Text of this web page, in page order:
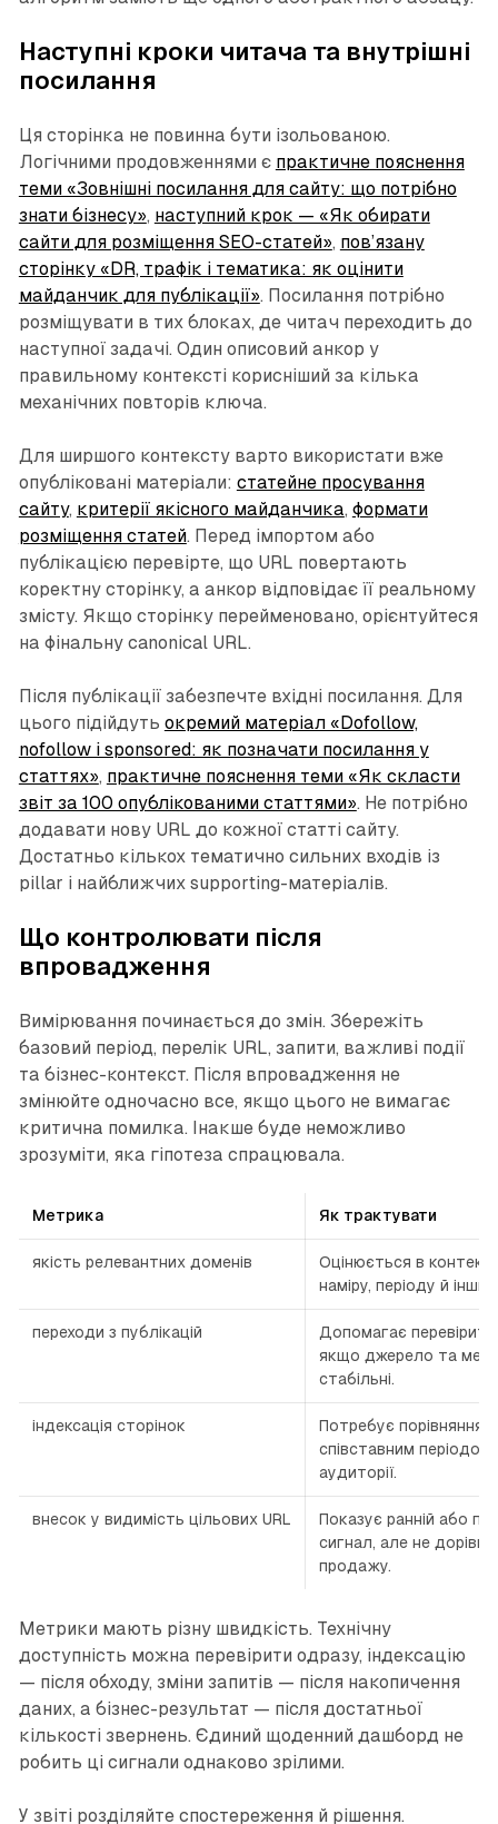
Наступні кроки читача та внутрішні
посилання
Ця сторінка не повинна бути ізольованою.
Логічними продовженнями є практичне пояснення
теми «Зовнішні посилання для сайту: що потрібно
знати бізнесу», наступний крок — «Як обирати
сайти для розміщення SEO-статей», пов’язану
сторінку «DR, трафік і тематика: як оцінити
майданчик для публікації». Посилання потрібно
розміщувати в тих блоках, де читач переходить до
наступної задачі. Один описовий анкор у
правильному контексті корисніший за кілька
механічних повторів ключа.
Для ширшого контексту варто використати вже
опубліковані матеріали: статейне просування
сайту, критерії якісного майданчика, формати
розміщення статей. Перед імпортом або
публікацією перевірте, що URL повертають
коректну сторінку, а анкор відповідає її реальному
змісту. Якщо сторінку перейменовано, орієнтуйтеся
на фінальну canonical URL.
Після публікації забезпечте вхідні посилання. Для
цього підійдуть окремий матеріал «Dofollow,
nofollow і sponsored: як позначати посилання у
статтях», практичне пояснення теми «Як скласти
звіт за 100 опублікованими статтями». Не потрібно
додавати нову URL до кожної статті сайту.
Достатньо кількох тематично сильних входів із
pillar і найближчих supporting-матеріалів.
Що контролювати після
впровадження
Вимірювання починається до змін. Збережіть
базовий період, перелік URL, запити, важливі події
та бізнес-контекст. Після впровадження не
змінюйте одночасно все, якщо цього не вимагає
критична помилка. Інакше буде неможливо
зрозуміти, яка гіпотеза спрацювала.
Метрика Як трактувати
якість релевантних доменів
Оцінюється в
наміру, періоду й інших
переходи з публікацій
Допомагає перевірити
якщо джерело та
стабільні.
індексація сторінок
Потребує порівняння зі
співставним періодом
аудиторії.
внесок у видимість цільових URL
Показує ранній або
сигнал, але не
продажу.
Метрики мають різну швидкість. Технічну
доступність можна перевірити одразу, індексацію
— після обходу, зміни запитів — після накопичення
даних, а бізнес-результат — після достатньої
кількості звернень. Єдиний щоденний дашборд не
робить ці сигнали однаково зрілими.
У звіті розділяйте спостереження й рішення.